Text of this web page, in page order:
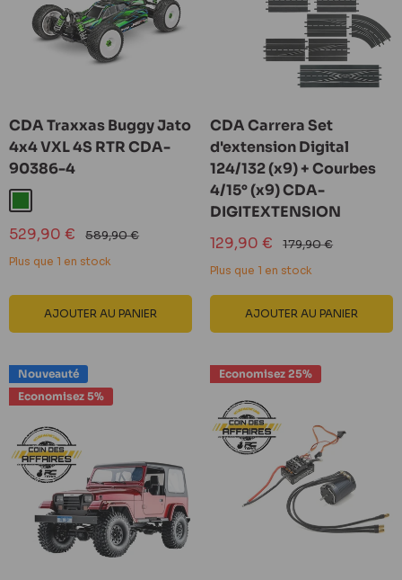
CDA Traxxas Buggy Jato
4x4 VXL 4S RTR CDA-
90386-4
Prix
réduit
529,90 € Prix
normal
589,90 €
Plus que 1 en stock
AJOUTER AU PANIER
CDA Carrera Set
d'extension Digital
124/132 (x9) + Courbes
4/15° (x9) CDA-
DIGITEXTENSION
Prix
réduit
129,90 € Prix
normal
179,90 €
Plus que 1 en stock
AJOUTER AU PANIER
Nouveauté
Economisez 5%
Economisez 25%